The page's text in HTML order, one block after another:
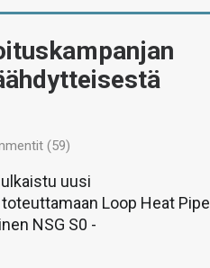
(59)
uusi
Loop Heat Pipe
NSG S0 -